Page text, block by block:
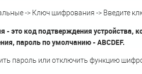
-> Ключ шифрования -> Введите
это код подтверждения устройства,
пароль по умолчанию - ABCDEF.
пароль или отключить функцию